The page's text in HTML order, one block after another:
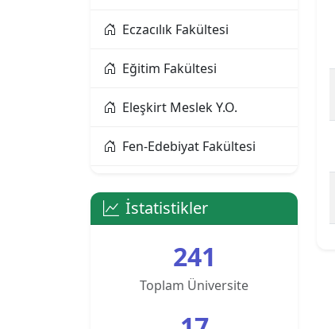
Üniversitesi
Alanya Üniversitesi
Altınbaş Üniversitesi
Amasya Üniversitesi
Ankara Bilim Üniversitesi
Ankara Hacı Bayram Veli
Üniversitesi
Ankara Medipol
Eczacılık Fakültesi
Eğitim Fakültesi
Eleşkirt Meslek Y.O.
Fen-Edebiyat Fakültesi
Fakültesi
Meslek Y.O.
Patnos Meslek Y.O.
İstatistikler
241
Toplam Üniversite